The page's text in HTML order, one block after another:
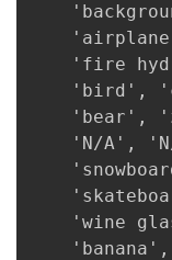
'fire
'bird',
'bear',
'N/A',
'wine